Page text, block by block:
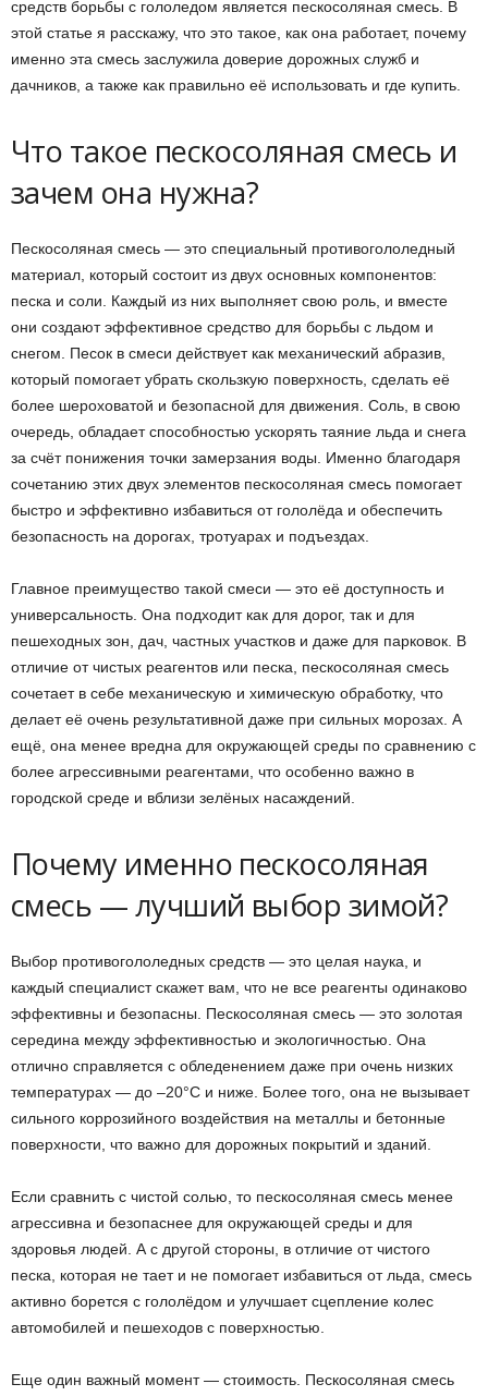
средств борьбы с гололедом является пескосоляная смесь. В
этой статье я расскажу, что это такое, как она работает, почему
именно эта смесь заслужила доверие дорожных служб и
дачников, а также как правильно её использовать и где купить.
Что такое пескосоляная смесь и
зачем она нужна?
Пескосоляная смесь — это специальный противогололедный
материал, который состоит из двух основных компонентов:
песка и соли. Каждый из них выполняет свою роль, и вместе
они создают эффективное средство для борьбы с льдом и
снегом. Песок в смеси действует как механический абразив,
который помогает убрать скользкую поверхность, сделать её
более шероховатой и безопасной для движения. Соль, в свою
очередь, обладает способностью ускорять таяние льда и снега
за счёт понижения точки замерзания воды. Именно благодаря
сочетанию этих двух элементов пескосоляная смесь помогает
быстро и эффективно избавиться от гололёда и обеспечить
безопасность на дорогах, тротуарах и подъездах.
Главное преимущество такой смеси — это её доступность и
универсальность. Она подходит как для дорог, так и для
пешеходных зон, дач, частных участков и даже для парковок. В
отличие от чистых реагентов или песка, пескосоляная смесь
сочетает в себе механическую и химическую обработку, что
делает её очень результативной даже при сильных морозах. А
ещё, она менее вредна для окружающей среды по сравнению с
более агрессивными реагентами, что особенно важно в
городской среде и вблизи зелёных насаждений.
Почему именно пескосоляная
смесь — лучший выбор зимой?
Выбор противогололедных средств — это целая наука, и
каждый специалист скажет вам, что не все реагенты одинаково
эффективны и безопасны. Пескосоляная смесь — это золотая
середина между эффективностью и экологичностью. Она
отлично справляется с обледенением даже при очень низких
температурах — до –20°C и ниже. Более того, она не вызывает
сильного коррозийного воздействия на металлы и бетонные
поверхности, что важно для дорожных покрытий и зданий.
Если сравнить с чистой солью, то пескосоляная смесь менее
агрессивна и безопаснее для окружающей среды и для
здоровья людей. А с другой стороны, в отличие от чистого
песка, которая не тает и не помогает избавиться от льда, смесь
активно борется с гололёдом и улучшает сцепление колес
автомобилей и пешеходов с поверхностью.
Еще один важный момент — стоимость. Пескосоляная смесь